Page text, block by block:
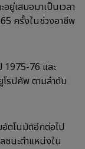
เสมอมาเป็นเวลา
ครั้งในช่วงอาชีพ
1975-76 และ
รปคัพ ตามลำดับ
ตโนมัติอีกต่อไป
ชนะตำแหน่งใน